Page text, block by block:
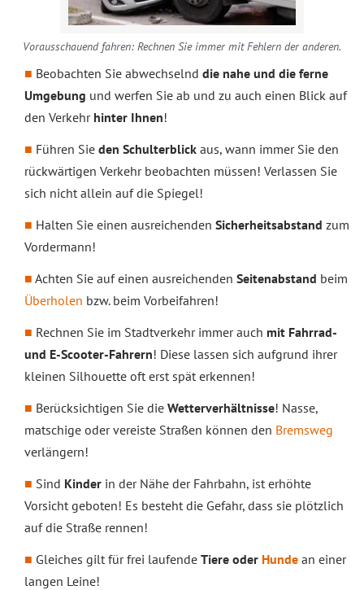
Vorausschauend fahren: Rechnen Sie immer mit Fehlern der anderen.
Beobachten Sie abwechselnd die nahe und die ferne
Umgebung und werfen Sie ab und zu auch einen Blick auf
den Verkehr hinter Ihnen!
Führen Sie den Schulterblick aus, wann immer Sie den
rückwärtigen Verkehr beobachten müssen! Verlassen Sie
sich nicht allein auf die Spiegel!
Halten Sie einen ausreichenden Sicherheitsabstand zum
Vordermann!
Achten Sie auf einen ausreichenden Seitenabstand beim
Überholen bzw. beim Vorbeifahren!
Rechnen Sie im Stadtverkehr immer auch mit Fahrrad-
und E-Scooter-Fahrern! Diese lassen sich aufgrund ihrer
kleinen Silhouette oft erst spät erkennen!
Berücksichtigen Sie die Wetterverhältnisse! Nasse,
matschige oder vereiste Straßen können den Bremsweg
verlängern!
Sind Kinder in der Nähe der Fahrbahn, ist erhöhte
Vorsicht geboten! Es besteht die Gefahr, dass sie plötzlich
auf die Straße rennen!
Gleiches gilt für frei laufende Tiere oder Hunde an einer
langen Leine!